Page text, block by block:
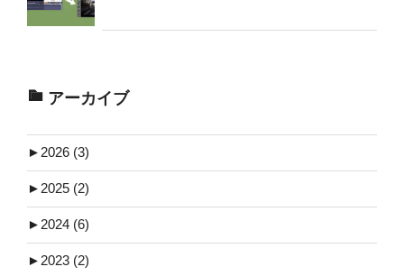
アーカイブ
► 2026 (3)
► 2025 (2)
► 2024 (6)
► 2023 (2)